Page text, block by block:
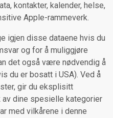
kontakter, kalender, helse,
Apple-rammeverk.
igjen disse dataene hvis du
og for å muliggjøre
det også være nødvendig å
du er bosatt i USA). Ved å
gir du eksplisitt
dine spesielle kategorier
med vilkårene i denne